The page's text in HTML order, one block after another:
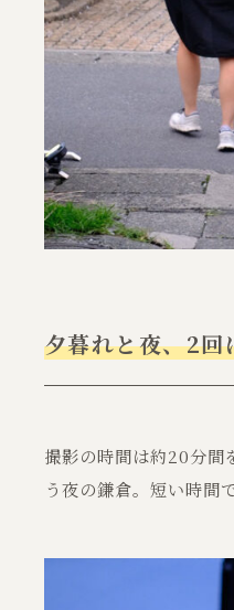
夕暮れと夜、2回
撮影の時間は約20分間
う夜の鎌倉。短い時間